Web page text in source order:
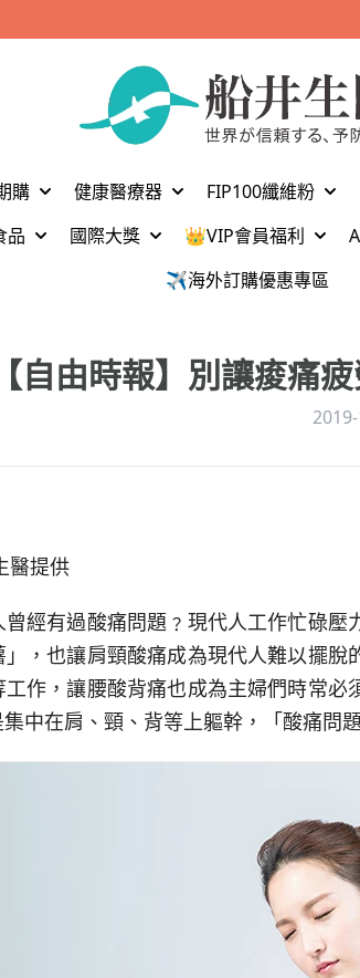
購 健康醫療器 FIP100纖維粉
品
國際大獎 👑VIP會員福利
✈️海外訂購優惠專區
自由時報】別讓痠痛
醫提供
經有過酸痛問題﹖現代人工作忙碌
，也讓肩頸酸痛成為現代人難以擺
作，讓腰酸背痛也成為主婦們時常
中在肩、頸、背等上軀幹，「酸痛問